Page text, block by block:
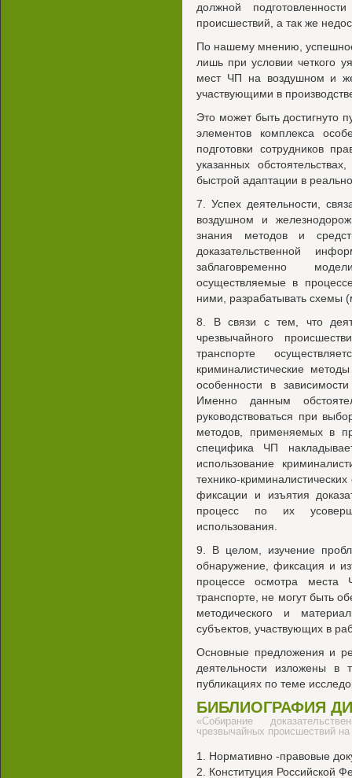
должной
происшествий, а так же
По нашему мнению,
лишь при условии четкого
мест ЧП на воздушном и
участвующими в
Это может быть достигнуто
элементов комплекса
подготовки сотрудников
указанных
быстрой адаптации в
7. Успех деятельности,
воздушном и
знания методов и
доказательственной
заблаговременно
осуществляемые в
ними, разрабатывать схемы
8. В связи с тем, что
чрезвычайного
транспорте
криминалистические
особенности в
Именно данным
руководствоваться при
методов, применяемых в
специфика ЧП
использование
технико-
фиксации и изъятия
процесс по их
использования.
9. В целом, изучение
обнаружение, фиксация и
процессе осмотра
транспорте, не могут быть
методического и
субъектов, участвующих в
Основные предложения и
деятельности изложены в
публикациях по теме
БИБЛИОГРАФИЯ
«Собирание
чрезвычайных происшествий
1. Нормативно -правовые
2. Конституция Российской